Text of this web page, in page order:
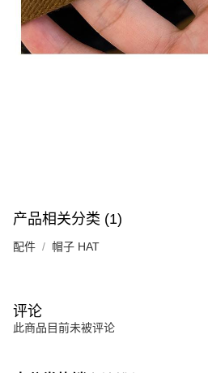
产品相关分类 (1)
配件 帽子 HAT
评论
此商品目前未被评论